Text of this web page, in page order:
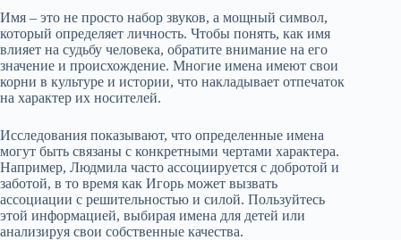
Имя – это не просто набор звуков, а мощный символ,
который определяет личность. Чтобы понять, как имя
влияет на судьбу человека, обратите внимание на его
значение и происхождение. Многие имена имеют свои
корни в культуре и истории, что накладывает отпечаток
на характер их носителей.
Исследования показывают, что определенные имена
могут быть связаны с конкретными чертами характера.
Например, Людмила часто ассоциируется с добротой и
заботой, в то время как Игорь может вызвать
ассоциации с решительностью и силой. Пользуйтесь
этой информацией, выбирая имена для детей или
анализируя свои собственные качества.